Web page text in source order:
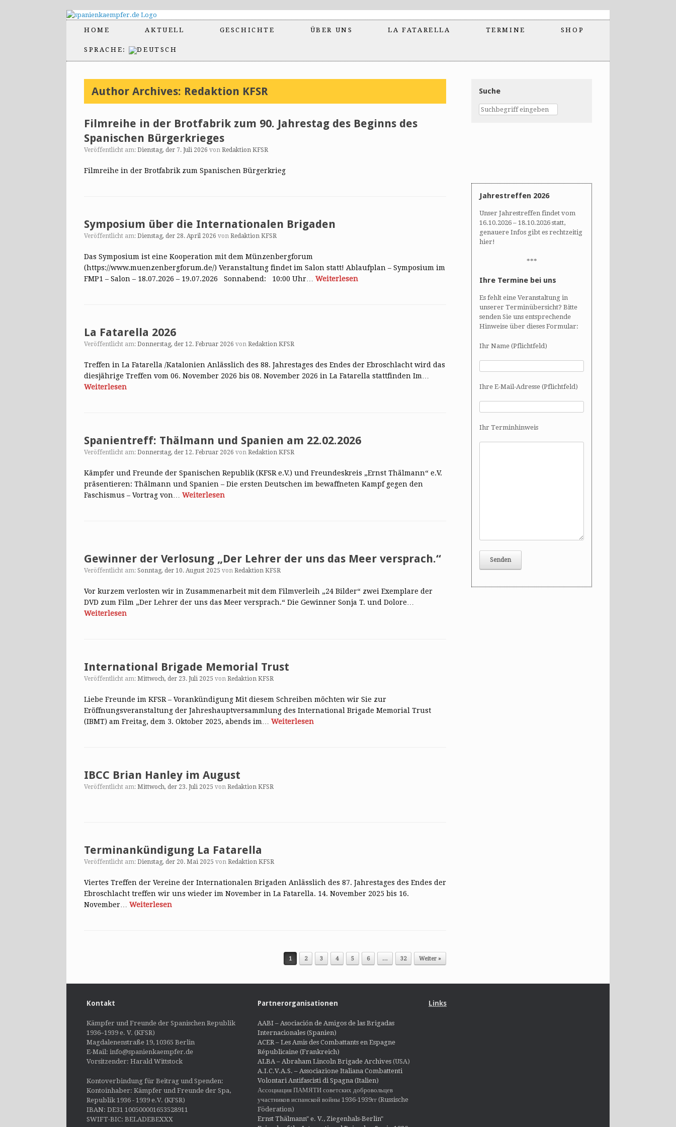
HOME AKTUELL GESCHICHTE ÜBER UNS LA FATARELLA TERMINE SHOP
SPRACHE:
Author Archives: Redaktion KFSR
Filmreihe in der Brotfabrik zum 90. Jahrestag des Beginns des
Spanischen Bürgerkrieges
Veröffentlicht am: Dienstag, der 7. Juli 2026 von Redaktion KFSR
Filmreihe in der Brotfabrik zum Spanischen Bürgerkrieg
Symposium über die Internationalen Brigaden
Veröffentlicht am: Dienstag, der 28. April 2026 von Redaktion KFSR
Das Symposium ist eine Kooperation mit dem Münzenbergforum
(https://www.muenzenbergforum.de/) Veranstaltung findet im Salon statt! Ablaufplan – Symposium im
FMP1 – Salon – 18.07.2026 – 19.07.2026 Sonnabend: 10:00 Uhr… Weiterlesen
La Fatarella 2026
Veröffentlicht am: Donnerstag, der 12. Februar 2026 von Redaktion KFSR
Treffen in La Fatarella /Katalonien Anlässlich des 88. Jahrestages des Endes der Ebroschlacht wird das
diesjährige Treffen vom 06. November 2026 bis 08. November 2026 in La Fatarella stattfinden Im…
Weiterlesen
Spanientreff: Thälmann und Spanien am 22.02.2026
Veröffentlicht am: Donnerstag, der 12. Februar 2026 von Redaktion KFSR
Kämpfer und Freunde der Spanischen Republik (KFSR e.V.) und Freundeskreis „Ernst Thälmann“ e.V.
präsentieren: Thälmann und Spanien – Die ersten Deutschen im bewaffneten Kampf gegen den
Faschismus – Vortrag von… Weiterlesen
Gewinner der Verlosung „Der Lehrer der uns das Meer versprach.“
Veröffentlicht am: Sonntag, der 10. August 2025 von Redaktion KFSR
Vor kurzem verlosten wir in Zusammenarbeit mit dem Filmverleih „24 Bilder“ zwei Exemplare der
DVD zum Film „Der Lehrer der uns das Meer versprach.“ Die Gewinner Sonja T. und Dolore…
Weiterlesen
International Brigade Memorial Trust
Veröffentlicht am: Mittwoch, der 23. Juli 2025 von Redaktion KFSR
Liebe Freunde im KFSR – Vorankündigung Mit diesem Schreiben möchten wir Sie zur
Eröffnungsveranstaltung der Jahreshauptversammlung des International Brigade Memorial Trust
(IBMT) am Freitag, dem 3. Oktober 2025, abends im… Weiterlesen
IBCC Brian Hanley im August
Veröffentlicht am: Mittwoch, der 23. Juli 2025 von Redaktion KFSR
Terminankündigung La Fatarella
Veröffentlicht am: Dienstag, der 20. Mai 2025 von Redaktion KFSR
Viertes Treffen der Vereine der Internationalen Brigaden Anlässlich des 87. Jahrestages des Endes der
Ebroschlacht treffen wir uns wieder im November in La Fatarella. 14. November 2025 bis 16.
November… Weiterlesen
1 2 3 4 5 6 … 32 Weiter »
Suche
Jahrestreffen 2026
Unser Jahrestreffen findet vom
16.10.2026 – 18.10.2026 statt,
genauere Infos gibt es rechtzeitig
hier!
***
Ihre Termine bei uns
Es fehlt eine Veranstaltung in
unserer Terminübersicht? Bitte
senden Sie uns entsprechende
Hinweise über dieses Formular:
Ihr Name (Pflichtfeld)
Ihre E-Mail-Adresse (Pflichtfeld)
Ihr Terminhinweis
Kontakt
Kämpfer und Freunde der Spanischen Republik
1936–1939 e. V. (KFSR)
Magdalenenstraße 19, 10365 Berlin
E-Mail: info@spanienkaempfer.de
Vorsitzender: Harald Wittstock
Kontoverbindung für Beitrag und Spenden:
Kontoinhaber: Kämpfer und Freunde der Spa,
Republik 1936 - 1939 e.V. (KFSR)
IBAN: DE31 100500001653528911
SWIFT-BIC: BELADEBEXXX
Partnerorganisationen
AABI – Asociación de Amigos de las Brigadas
Internacionales (Spanien)
ACER – Les Amis des Combattants en Espagne
Républicaine (Frankreich)
ALBA – Abraham Lincoln Brigade Archives(USA)
A.I.C.V.A.S. – Associazione Italiana Combattenti
Volontari Antifascisti di Spagna (Italien)
Ассоциация ПАМЯТИ советских добровольцев
участников испанской войны 1936-1939гг (Russische
Föderation)
Ernst Thälmann" e. V., Ziegenhals-Berlin"
Links